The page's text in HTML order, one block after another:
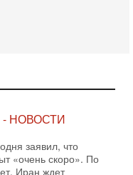
Иран ждет
для удара!
1-го ранга ВМC США
командир
в